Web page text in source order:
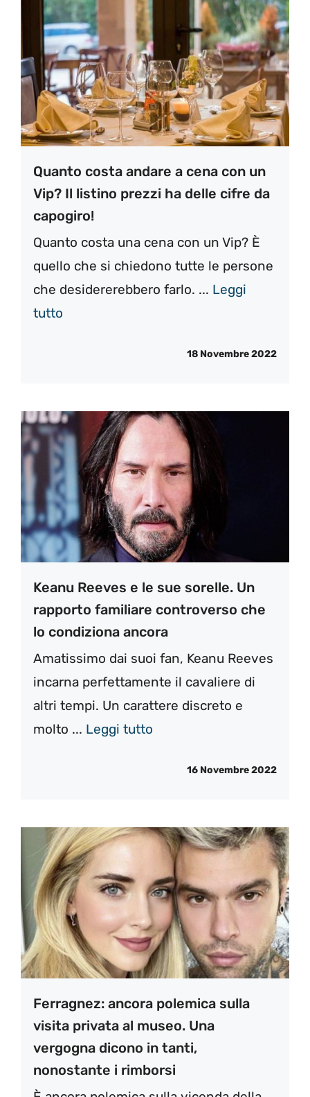
Quanto costa andare a cena con un
Vip? Il listino prezzi ha delle cifre da
capogiro!
Quanto costa una cena con un Vip? È
quello che si chiedono tutte le persone
che desidererebbero farlo. ... Leggi
tutto
18 Novembre 2022
Keanu Reeves e le sue sorelle. Un
rapporto familiare controverso che
lo condiziona ancora
Amatissimo dai suoi fan, Keanu Reeves
incarna perfettamente il cavaliere di
altri tempi. Un carattere discreto e
molto ... Leggi tutto
16 Novembre 2022
Ferragnez: ancora polemica sulla
visita privata al museo. Una
vergogna dicono in tanti,
nonostante i rimborsi